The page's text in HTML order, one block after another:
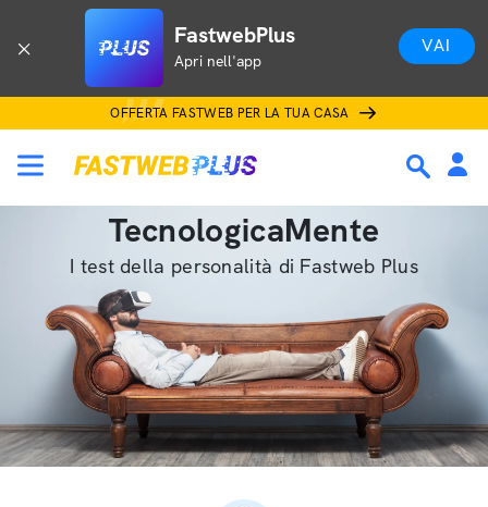
FastwebPlus
Apri nell'app
VAI
OFFERTA FASTWEB PER LA TUA CASA
TecnologicaMente
I test della personalità di Fastweb Plus